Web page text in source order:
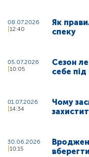
08.07.2026
12:40
Як
спеку
05.07.2026
10:05
Сезон
себе
01.07.2026
14:34
Чому
30.06.2026
10:15